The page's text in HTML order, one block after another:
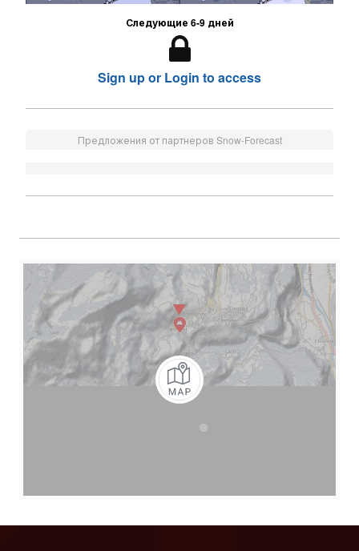
Следующие 6-9 дней
Sign up or Login to access
Предложения от партнеров Snow-Forecast